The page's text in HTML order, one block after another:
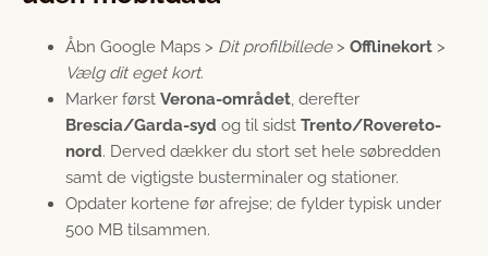
Åbn Google Maps > Dit profilbillede> Offlinekort >
Vælg dit eget kort.
Marker først Verona-området, derefter
Brescia/Garda-syd og til sidst Trento/Rovereto-
nord. Derved dækker du stort set hele søbredden
samt de vigtigste busterminaler og stationer.
Opdater kortene før afrejse; de fylder typisk under
500 MB tilsammen.